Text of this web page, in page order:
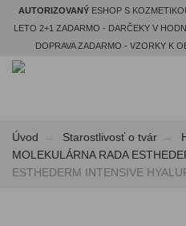
AUTORIZOVANÝ ESHOP S
LETO 2+1 ZADARMO - DARČEKY V
DOPRAVA ZADARMO - VZORKY K
Úvod Starostlivosť o tvár
MOLEKULÁRNA RADA
ESTHEDERM INTENSIVE